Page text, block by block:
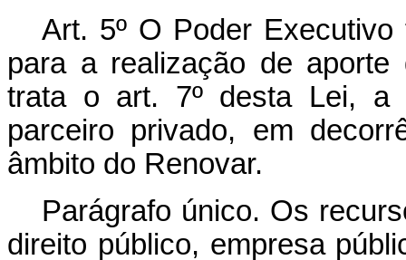
Art. 5º O Poder
para a realização de
trata o art. 7º desta Lei, a
parceiro privado, em
âmbito do Renovar.
Parágrafo único. Os
direito público, empresa